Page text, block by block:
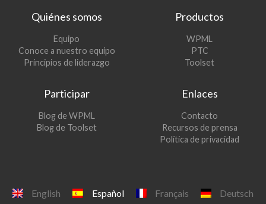
Quiénes somos
Equipo
Conoce a nuestro equipo
Principios de liderazgo
Productos
WPML
en
ventana)
PTC(se
abre
nueva
Toolset(se
una
ventana)
Participar
Blog de WPML
abre
Blog de Toolset(se
Enlaces
Contacto
Recursos de prensa
Política de privacidad
English Español Français Deutsch